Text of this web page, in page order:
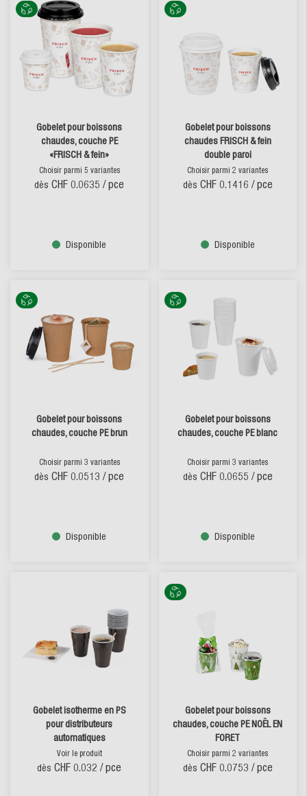
Gobelet pour boissons
chaudes, couche PE
«FRISCH & fein»
Choisir parmi 5 variantes
dès CHF 0.0635 / pce
Disponible
Gobelet pour boissons
chaudes FRISCH & fein
double paroi
Choisir parmi 2 variantes
dès CHF 0.1416 / pce
Disponible
Gobelet pour boissons
chaudes, couche PE brun
Choisir parmi 3 variantes
dès CHF 0.0513 / pce
Disponible
Gobelet pour boissons
chaudes, couche PE blanc
Choisir parmi 3 variantes
dès CHF 0.0655 / pce
Disponible
Gobelet isotherme en PS
pour distributeurs
automatiques
Voir le produit
dès CHF 0.032 / pce
Gobelet pour boissons
chaudes, couche PE NOËL EN
FORET
Choisir parmi 2 variantes
dès CHF 0.0753 / pce